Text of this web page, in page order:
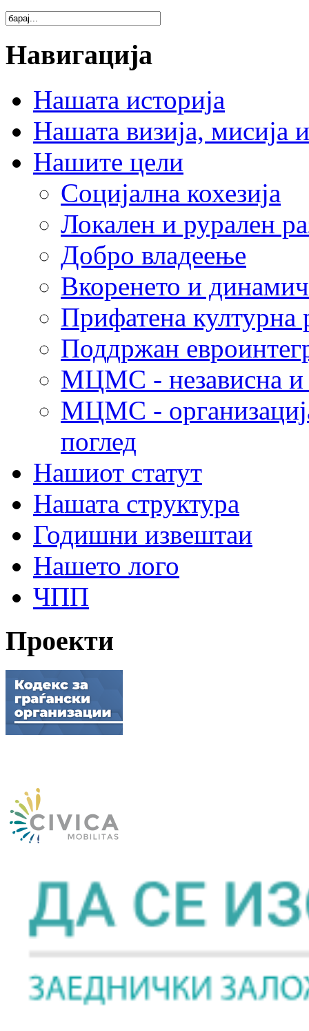
Навигација
Нашата историја
Нашата визија, мисија и
Нашите цели
Социјална кохезија
Локален и рурален
Добро владеење
Вкоренето и
Прифатена културна
Поддржан
МЦМС - независна и
МЦМС -
поглед
Нашиот статут
Нашата структура
Годишни извештаи
Нашето лого
ЧПП
Проекти